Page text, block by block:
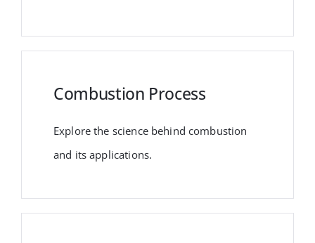
Combustion Process
Explore the science behind combustion
and its applications.